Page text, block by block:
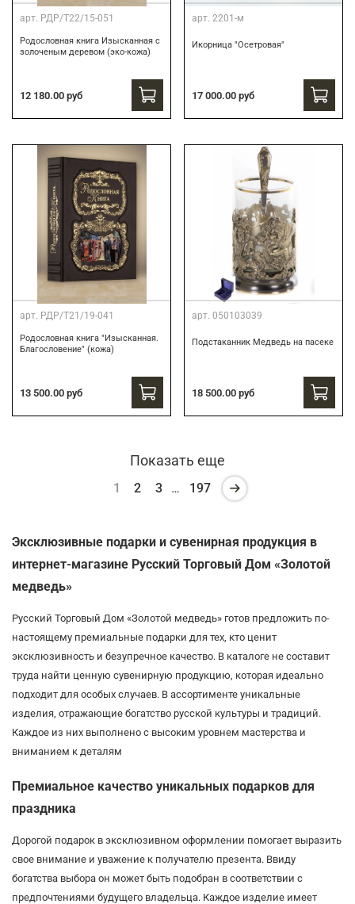
арт. РДР/Т22/15-051
Родословная книга Изысканная с
золоченым деревом (эко-кожа)
12 180.00 руб
арт. 2201-м
Икорница "Осетровая"
17 000.00 руб
арт. РДР/Т21/19-041
Родословная книга "Изысканная.
Благословение" (кожа)
13 500.00 руб
арт. 050103039
Подстаканник Медведь на пасеке
18 500.00 руб
Показать еще
1 2 3 … 197
Эксклюзивные подарки и сувенирная продукция в
интернет-магазине Русский Торговый Дом «Золотой
медведь»
Русский Торговый Дом «Золотой медведь» готов предложить по-
настоящему премиальные подарки для тех, кто ценит
эксклюзивность и безупречное качество. В каталоге не составит
труда найти ценную сувенирную продукцию, которая идеально
подходит для особых случаев. В ассортименте уникальные
изделия, отражающие богатство русской культуры и традиций.
Каждое из них выполнено с высоким уровнем мастерства и
вниманием к деталям
Премиальное качество уникальных подарков для
праздника
Дорогой подарок в эксклюзивном оформлении помогает выразить
свое внимание и уважение к получателю презента. Ввиду
богатства выбора он может быть подобран в соответствии с
предпочтениями будущего владельца. Каждое изделие имеет